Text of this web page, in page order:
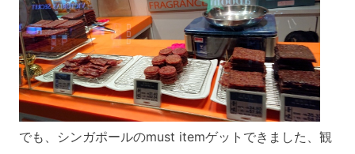
でも、シンガポールのmust itemゲットできました、観